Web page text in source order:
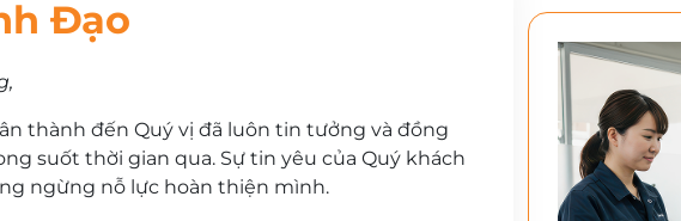
Đạo
thành đến Quý vị đã luôn tin tưởng và đồng
suốt thời gian qua. Sự tin yêu của Quý khách
ngừng nỗ lực hoàn thiện mình.